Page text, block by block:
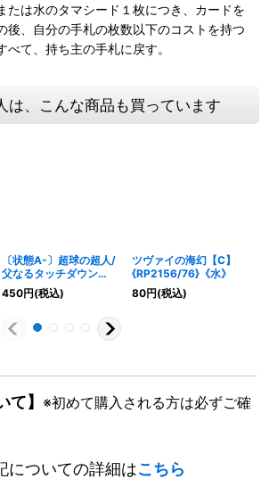
たは水のタマシード１枚につき、カードを
後、自分の手札の枚数以下のコストを持つ
て、持ち主の手札に戻す。
は、こんな商品も買っています
〔状態A-〕超球の超人/
父なるタッチダウン
【SR】{26SD1Q4/14}
《自然》
450円(税込)
ツヴァイの海幻【C】
{RP2156/76}《水》
80円(税込)
て】 ※初めて購入される方は必ずご確
についての詳細はこちら